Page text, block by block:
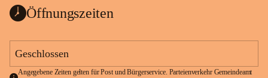
Öffnungszeiten
Geschlossen
Angegebene Zeiten gelten für Post und Bürgerservice. Parteienverkehr Gemeindeamt